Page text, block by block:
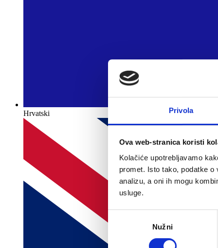
Privola
Ova web-stranica koristi
Kolačiće upotrebljavamo
promet. Isto tako, podatke
analizu, a oni ih mogu
usluge.
Nužni
Hrvatski